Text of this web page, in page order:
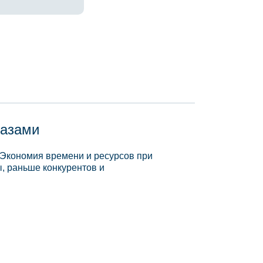
времени и ресурсов при
раньше конкурентов и